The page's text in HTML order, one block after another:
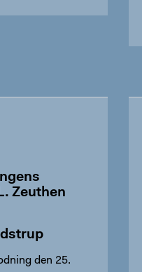
Zeuthen
den 25.